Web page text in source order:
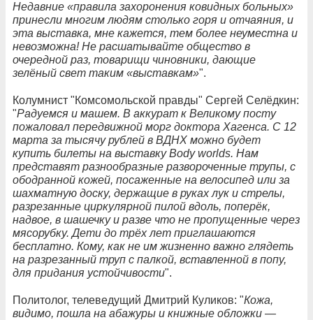
Недавние «правила захоронения ковидных больных»
принесли многим людям столько горя и отчаяния, и
эта выставка, мне кажется, тем более неуместна и
невозможна! Не расшатывайте общество в
очередной раз, товарищи чиновники, дающие
зелёный свет таким «выставкам»".
Колумнист "Комсомольской правды" Сергей Селёдкин:
"Радуемся и машем. В аккурат к Великому посту
пожаловал передвижной морг доктора Хагенса. С 12
марта за тысячу рублей в ВДНХ можно будет
купить билеты на выставку Body worlds. Нам
представят разнообразные развороченные трупы, с
ободранной кожей, посаженные на велосипед или за
шахматную доску, держащие в руках лук и стрелы,
разрезанные циркулярной пилой вдоль, поперёк,
надвое, в шашечку и разве что не пропущенные через
мясорубку. Дети до трёх лет приглашаются
бесплатно. Кому, как не им жизненно важно глядеть
на разрезанный труп с палкой, вставленной в попу,
для придания устойчивости".
Политолог, телеведущий Дмитрий Куликов: "Кожа,
видимо, пошла на абажуры и книжные обложки —